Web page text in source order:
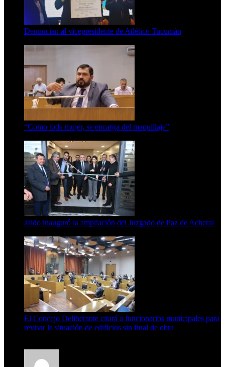
Denuncian al vicepresidente de Atlético Tucumán
“Como toda mujer, se encarga del maquillaje”
Jaldo inauguró la ampliación del Juzgado de Paz de Acheral
El Concejo Deliberante citará a funcionarios municipales para
revisar la situación de edificios sin final de obra